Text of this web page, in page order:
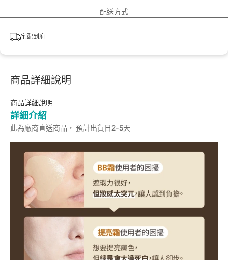
配送方式
宅配到府
商品詳細說明
商品詳細說明
詳細介紹
此為廠商直送商品， 預計出貨日2-5天